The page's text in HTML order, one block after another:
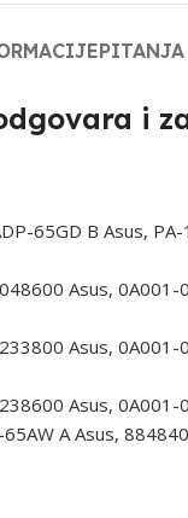
i
65GD B Asus,
Asus,
Asus,
Asus,
A Asus,